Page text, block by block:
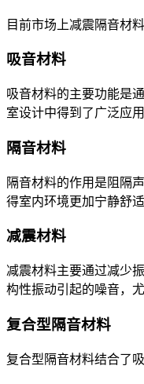
目前市场上减震隔音材
吸音材料
吸音材料的主要功能是
室设计中得到了广泛应
隔音材料
隔音材料的作用是阻隔
得室内环境更加宁静舒适
减震材料
减震材料主要通过减少
构性振动引起的噪音，
复合型隔音材料
复合型隔音材料结合了